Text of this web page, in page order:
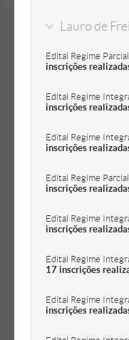
Lauro de
Edital Regime
inscrições
Edital Regime
inscrições
Edital Regime
inscrições
Edital Regime
inscrições
Edital Regime
inscrições
Edital Regime
17 inscrições
Edital Regime
inscrições